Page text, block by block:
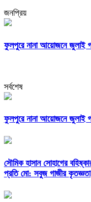
জনপ্রিয়
ফুলপুরে নানা আয়োজনে জুলাই
সর্বশেষ
ফুলপুরে নানা আয়োজনে জুলাই
সৌমিক হাসান সোহাগের
প্রতি মো: সবুজ গাজীর কৃতজ্ঞতা